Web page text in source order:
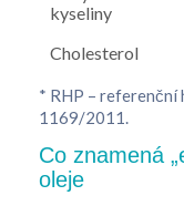
kyseliny
Cholesterol
* RHP – referenční
1169/2011.
Co znamená
oleje